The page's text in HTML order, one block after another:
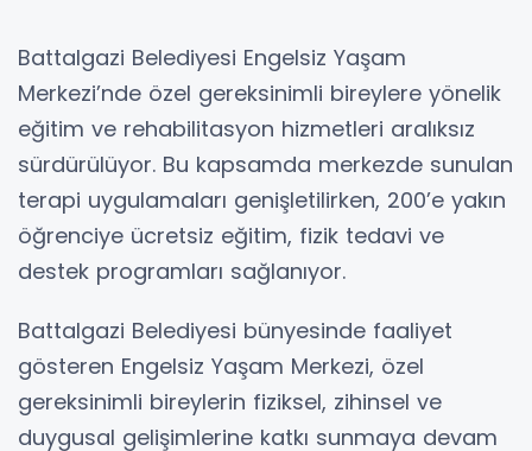
Battalgazi Belediyesi Engelsiz Yaşam
Merkezi’nde özel gereksinimli bireylere yönelik
eğitim ve rehabilitasyon hizmetleri aralıksız
sürdürülüyor. Bu kapsamda merkezde sunulan
terapi uygulamaları genişletilirken, 200’e yakın
öğrenciye ücretsiz eğitim, fizik tedavi ve
destek programları sağlanıyor.
Battalgazi Belediyesi bünyesinde faaliyet
gösteren Engelsiz Yaşam Merkezi, özel
gereksinimli bireylerin fiziksel, zihinsel ve
duygusal gelişimlerine katkı sunmaya devam